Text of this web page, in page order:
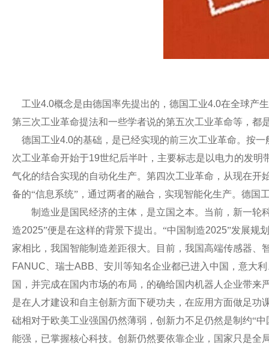
工业4.0概念是由德国率先提出的，德国工业4.0在全球产
第三次工业革命提法和一些学者说的第五次工业革命等，
德国工业4.0的基础，是已经实现的前三次工业革命。按
次工业革命开始于19世纪后半叶，主要标志是以电力的发明
气化的结合实现的自动化生产。第四次工业革命，从现在开
备的“信息系统”，通过两者的融合，实现智能化生产。德国
制造业是国民经济的主体，是立国之本。当前，新一轮
造2025”便是在这样的背景下提出。“中国制造2025”发展规
家相比，我国智能制造差距很大。目前，我国高端传感器
FANUC 、瑞士ABB 、安川等知名企业都已进入中国，意大
国，并完成在国内市场的布局，的确给国内机器人企业带来
是在人才建设和自主创新方面下硬功夫，在应用方面做足
础相对于欧美工业强国仍然薄弱，创新力不足仍然是制约“中
能强，已掌握核心科技。创新仍然要依靠企业，国家只是全